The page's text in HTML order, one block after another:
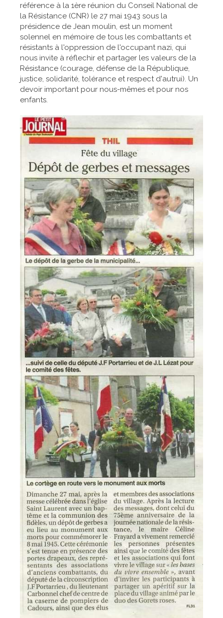
référence à la 1ère réunion du Conseil National de
la Résistance (CNR) le 27 mai 1943 sous la
présidence de Jean moulin, est un moment
solennel en mémoire de tous les combattants et
résistants à l'oppression de l'occupant nazi, qui
nous invite à réflechir et partager les valeurs de la
Résistance (courage, défense de la République,
justice, solidarité, tolérance et respect d'autrui). Un
devoir important pour nous-mêmes et pour nos
enfants.